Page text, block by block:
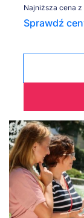
Najniższa cena z
Sprawdź